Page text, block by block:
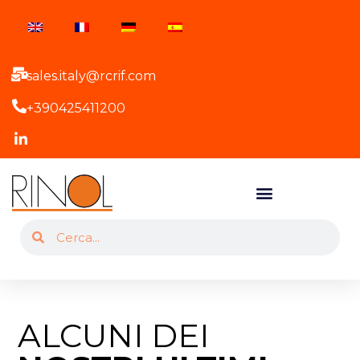
sales.italy@rcrif.com
+390425411200
ALCUNI DEI